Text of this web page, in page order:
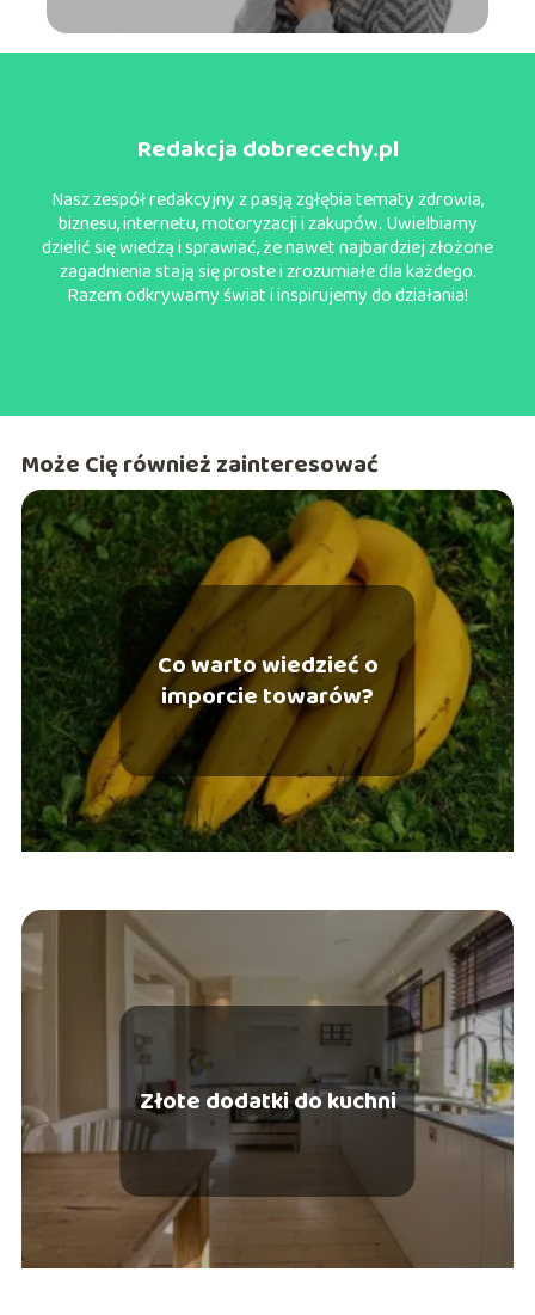
Redakcja dobrecechy.pl
Nasz zespół redakcyjny z pasją zgłębia tematy zdrowia,
biznesu, internetu, motoryzacji i zakupów. Uwielbiamy
dzielić się wiedzą i sprawiać, że nawet najbardziej złożone
zagadnienia stają się proste i zrozumiałe dla każdego.
Razem odkrywamy świat i inspirujemy do działania!
Może Cię również zainteresować
Co warto wiedzieć o
imporcie towarów?
Złote dodatki do kuchni